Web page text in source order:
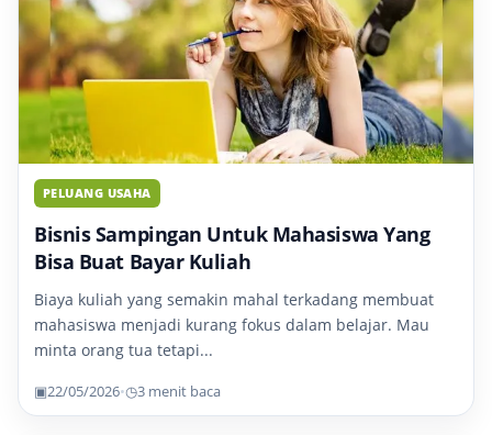
PELUANG USAHA
Bisnis Sampingan Untuk Mahasiswa Yang
Bisa Buat Bayar Kuliah
Biaya kuliah yang semakin mahal terkadang membuat
mahasiswa menjadi kurang fokus dalam belajar. Mau
minta orang tua tetapi...
▣22/05/2026•◷3 menit baca